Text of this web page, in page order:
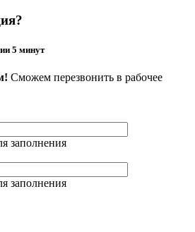
5 минут
Сможем перезвонить в рабочее
заполнения
заполнения